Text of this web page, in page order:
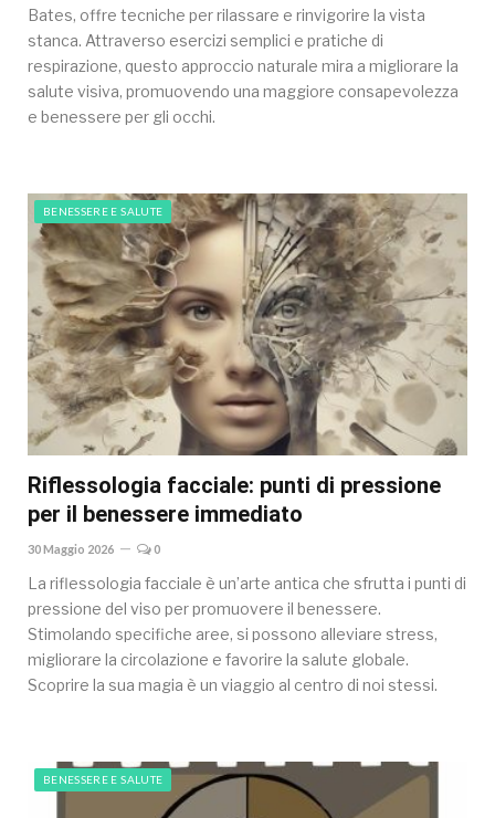
Bates, offre tecniche per rilassare e rinvigorire la vista
stanca. Attraverso esercizi semplici e pratiche di
respirazione, questo approccio naturale mira a migliorare la
salute visiva, promuovendo una maggiore consapevolezza
e benessere per gli occhi.
BENESSERE E SALUTE
Riflessologia facciale: punti di pressione
per il benessere immediato
30 Maggio 2026 0
La riflessologia facciale è un’arte antica che sfrutta i punti di
pressione del viso per promuovere il benessere.
Stimolando specifiche aree, si possono alleviare stress,
migliorare la circolazione e favorire la salute globale.
Scoprire la sua magia è un viaggio al centro di noi stessi.
BENESSERE E SALUTE